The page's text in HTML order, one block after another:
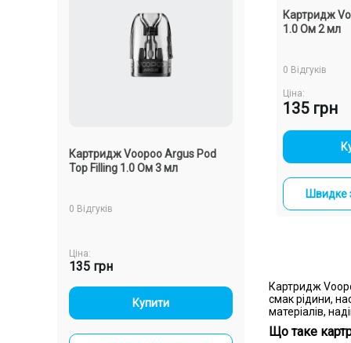
Картридж Voopoo Argus Pod
Top Filling 1.0 Ом 3 мл
0 Відгуків
Ціна:
135 грн
Купити
Картридж Voopoo
0 Відгуків
+
Картридж
1.0 Ом 2 мл
0 Відгуків
Ціна:
135 грн
-
Швидке
Картридж
смак рідини,
матеріалів,
Що таке